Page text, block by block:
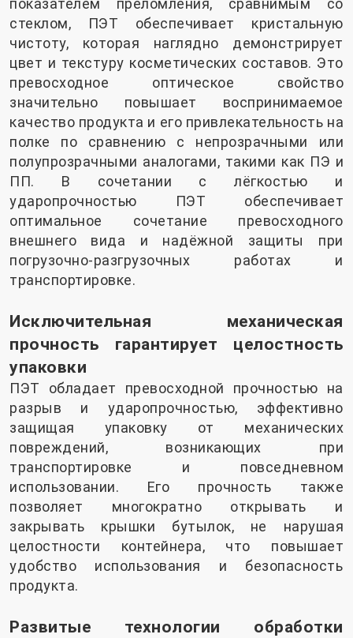
показателем преломления, сравнимым со
стеклом, ПЭТ обеспечивает кристальную
чистоту, которая наглядно демонстрирует
цвет и текстуру косметических составов. Это
превосходное оптическое свойство
значительно повышает воспринимаемое
качество продукта и его привлекательность на
полке по сравнению с непрозрачными или
полупрозрачными аналогами, такими как ПЭ и
ПП. В сочетании с лёгкостью и
ударопрочностью ПЭТ обеспечивает
оптимальное сочетание превосходного
внешнего вида и надёжной защиты при
погрузочно-разгрузочных работах и
транспортировке.
Исключительная механическая
прочность гарантирует целостность
упаковки
ПЭТ обладает превосходной прочностью на
разрыв и ударопрочностью, эффективно
защищая упаковку от механических
повреждений, возникающих при
транспортировке и повседневном
использовании. Его прочность также
позволяет многократно открывать и
закрывать крышки бутылок, не нарушая
целостности контейнера, что повышает
удобство использования и безопасность
продукта.
Развитые технологии обработки